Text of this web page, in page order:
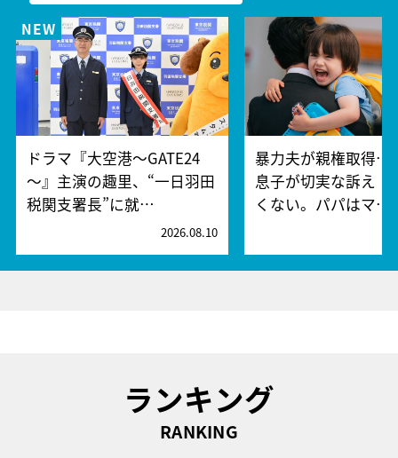
ドラマ『大空港～GATE24
～』主演の趣里、“一日羽田
税関支署長”に就…
2026.08.10
暴力夫が親権取得…
息子が切実な訴え「
くない。パパはマ…
ランキング
RANKING